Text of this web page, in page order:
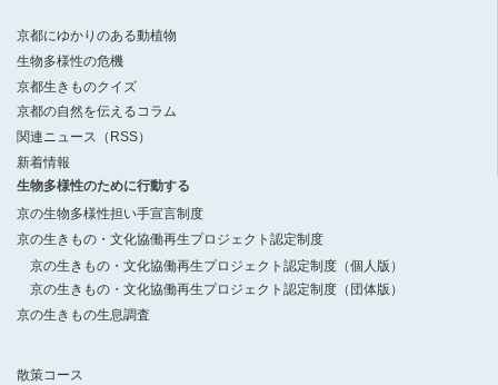
京都にゆかりのある動植物
生物多様性の危機
京都生きものクイズ
京都の自然を伝えるコラム
関連ニュース（RSS）
新着情報
生物多様性のために行動する
京の生物多様性担い手宣言制度
京の生きもの・文化協働再生プロジェクト認定制度
京の生きもの・文化協働再生プロジェクト認定制度（個人版）
京の生きもの・文化協働再生プロジェクト認定制度（団体版）
京の生きもの生息調査
散策コース